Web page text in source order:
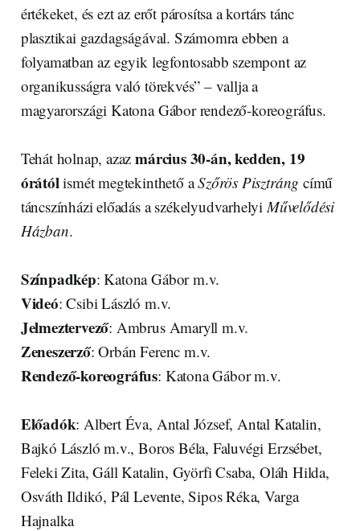
értékeket, és ezt az erőt párosítsa a kortárs tánc
plasztikai gazdagságával. Számomra ebben a
folyamatban az egyik legfontosabb szempont az
organikusságra való törekvés” – vallja a
magyarországi Katona Gábor rendező-koreográfus.
Tehát holnap, azazmárcius 30-án, kedden, 19
órátólismét megtekinthető aSzőrös Pisztráng című
táncszínházi előadás a székelyudvarhelyi Művelődési
Házban.
Színpadkép: Katona Gábor m.v.
Videó: Csibi László m.v.
Jelmeztervező: Ambrus Amaryll m.v.
Zeneszerző: Orbán Ferenc m.v.
Rendező-koreográfus: Katona Gábor m.v.
Előadók: Albert Éva, Antal József, Antal Katalin,
Bajkó László m.v., Boros Béla, Faluvégi Erzsébet,
Feleki Zita, Gáll Katalin, Györfi Csaba, Oláh Hilda,
Osváth Ildikó, Pál Levente, Sipos Réka, Varga
Hajnalka